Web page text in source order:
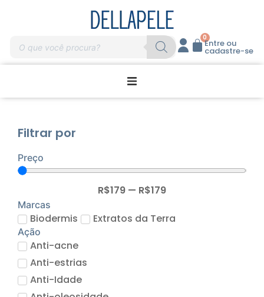
0
Entre ou
cadastre-se
Home Care
Massagem
Profissionais
Marcas
Acessórios
Filtrar por
Preço
R$179 — R$179
Marcas
Biodermis Extratos da Terra
Ação
Anti-acne
Anti-estrias
Anti-Idade